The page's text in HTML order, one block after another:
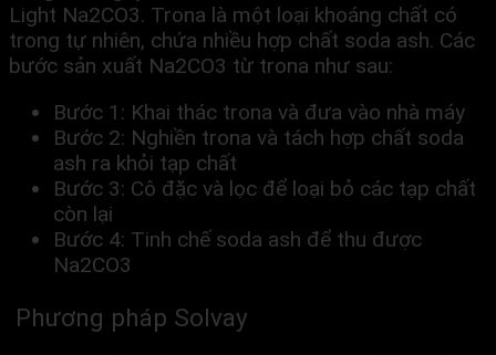
Light Na2CO3. Trona là một loại khoáng chất có
trong tự nhiên, chứa nhiều hợp chất soda ash. Các
bước sản xuất Na2CO3 từ trona như sau:
Bước 1: Khai thác trona và đưa vào nhà máy
Bước 2: Nghiền trona và tách hợp chất soda
ash ra khỏi tạp chất
Bước 3: Cô đặc và lọc để loại bỏ các tạp chất
còn lại
Bước 4: Tinh chế soda ash để thu được
Na2CO3
Phương pháp Solvay